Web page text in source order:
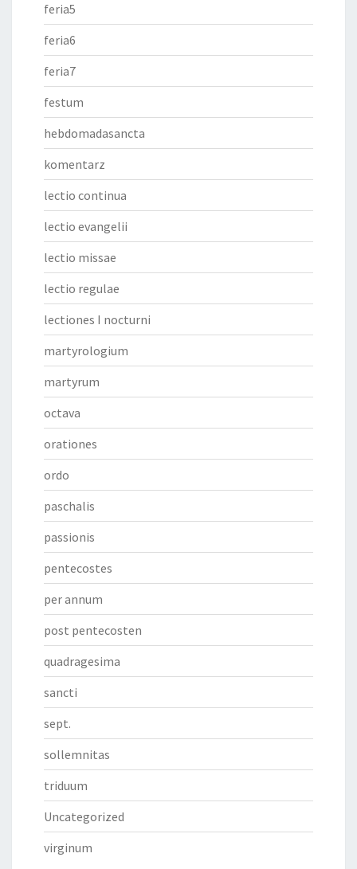
feria5
feria6
feria7
festum
hebdomadasancta
komentarz
lectio continua
lectio evangelii
lectio missae
lectio regulae
lectiones I nocturni
martyrologium
martyrum
octava
orationes
ordo
paschalis
passionis
pentecostes
per annum
post pentecosten
quadragesima
sancti
sept.
sollemnitas
triduum
Uncategorized
virginum